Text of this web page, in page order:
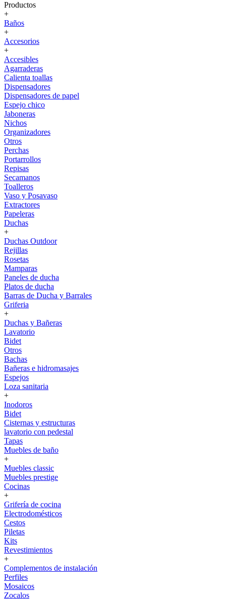
Productos
+
Baños
+
Accesorios
+
Accesibles
Agarraderas
Calienta toallas
Dispensadores
Dispensadores de papel
Espejo chico
Jaboneras
Nichos
Organizadores
Otros
Perchas
Portarrollos
Repisas
Secamanos
Toalleros
Vaso y Posavaso
Extractores
Papeleras
Duchas
+
Duchas Outdoor
Rejillas
Rosetas
Mamparas
Paneles de ducha
Platos de ducha
Barras de Ducha y Barrales
Griferia
+
Duchas y Bañeras
Lavatorio
Bidet
Otros
Bachas
Bañeras e hidromasajes
Espejos
Loza sanitaria
+
Inodoros
Bidet
Cisternas y estructuras
lavatorio con pedestal
Tapas
Muebles de baño
+
Muebles classic
Muebles prestige
Cocinas
+
Grifería de cocina
Electrodomésticos
Cestos
Piletas
Kits
Revestimientos
+
Complementos de instalación
Perfiles
Mosaicos
Zocalos